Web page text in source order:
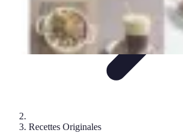
Recettes Originales